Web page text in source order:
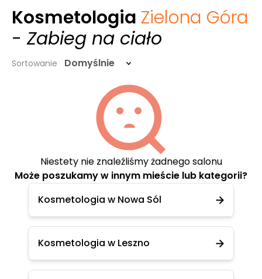
Kosmetologia Zielona Góra
- Zabieg na ciało
Sortowanie Domyślnie
Niestety nie znaleźliśmy żadnego salonu
Może poszukamy w innym mieście lub kategorii?
Kosmetologia w Nowa Sól
Kosmetologia w Leszno